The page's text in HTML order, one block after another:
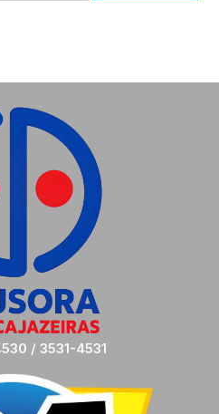
/ 3531-4531